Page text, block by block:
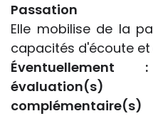
Passation
Elle mobilise de la
capacités d'écoute et
complémentaire(s)